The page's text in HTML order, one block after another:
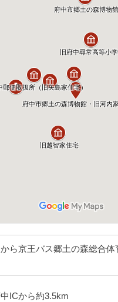
ら京王バス郷土の森総合体
ICから約3.5km